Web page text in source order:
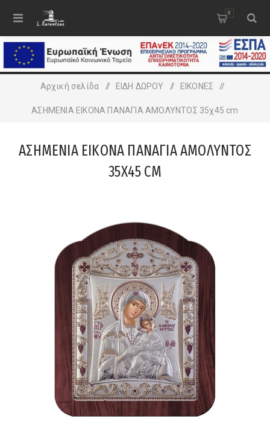
0
Αρχική σελίδα / ΕΙΔΗ ΔΩΡΟΥ / ΕΙΚΟΝΕΣ /
ΑΣΗΜΕΝΙΑ ΕΙΚΟΝΑ ΠΑΝΑΓΙΑ ΑΜΟΛΥΝΤΟΣ 35χ45 cm
ΑΣΗΜΕΝΙΑ ΕΙΚΟΝΑ ΠΑΝΑΓΙΑ ΑΜΟΛΥΝΤΟΣ
35Χ45 CM